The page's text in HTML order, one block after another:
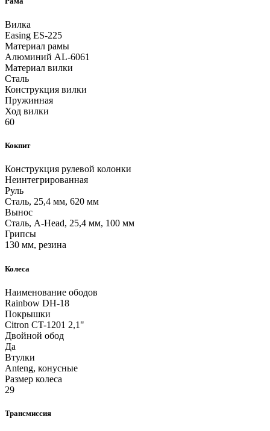
Вилка
Easing ES-225
Материал рамы
Алюминий AL-6061
Материал вилки
Сталь
Конструкция вилки
Пружинная
Ход вилки
60
Кокпит
Конструкция рулевой колонки
Неинтегрированная
Руль
Сталь, 25,4 мм, 620 мм
Вынос
Сталь, A-Head, 25,4 мм, 100 мм
Грипсы
130 мм, резина
Колеса
Наименование ободов
Rainbow DH-18
Покрышки
Citron CT-1201 2,1"
Двойной обод
Да
Втулки
Anteng, конусные
Размер колеса
29
Трансмиссия